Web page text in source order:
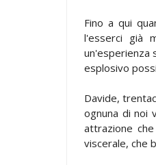
Fino a qui
l'esserci già
un'esperienza
esplosivo
Davide,
ognuna di noi
attrazione
viscerale, che